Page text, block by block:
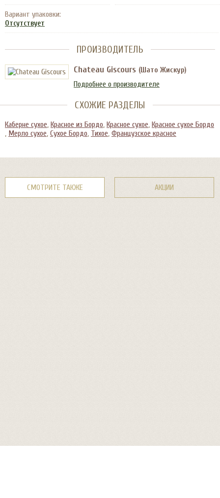
Вариант упаковки:
Отсутствует
ПРОИЗВОДИТЕЛЬ
Chateau Giscours (Шато Жискур)
Подробнее о производителе
СХОЖИЕ РАЗДЕЛЫ
Каберне сухое, Красное из Бордо, Красное сухое, Красное сухое Бордо
, Мерло сухое, Сухое Бордо, Тихое, Французское красное
СМОТРИТЕ ТАКЖЕ АКЦИИ